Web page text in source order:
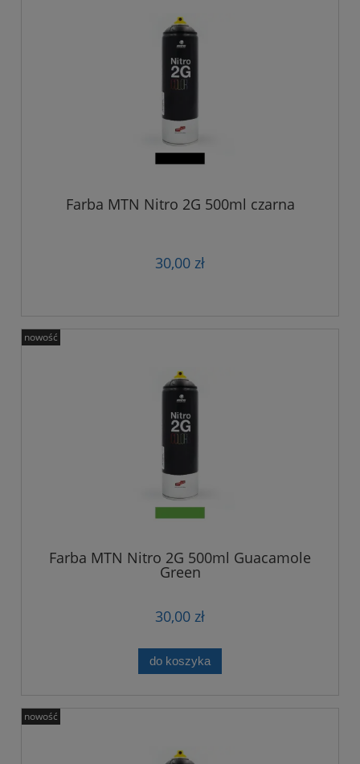
Farba MTN Nitro 2G 500ml czarna
30,00 zł
Farba MTN Nitro 2G 500ml Guacamole
Green
30,00 zł
do koszyka
nowość
nowość